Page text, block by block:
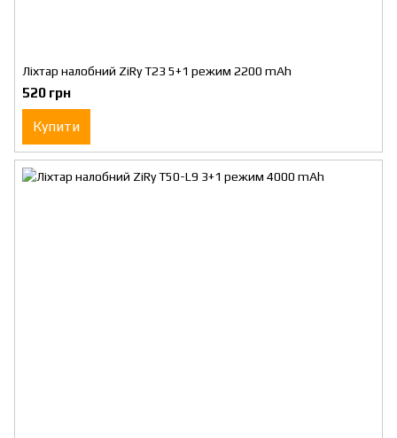
Ліхтар налобний ZiRy T23 5+1 режим 2200 mAh
520 грн
Купити